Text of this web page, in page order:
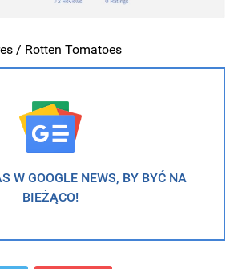
/ Rotten Tomatoes
W GOOGLE NEWS, BY BYĆ NA
BIEŻĄCO!